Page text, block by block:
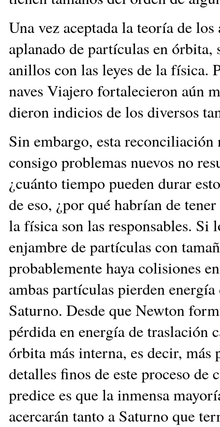
Una vez aceptada la teoría de
aplanado de partículas en
anillos con las leyes de la física.
naves Viajero fortalecieron aún
dieron indicios de los diversos
Sin embargo, esta
consigo problemas nuevos no
¿cuánto tiempo pueden durar
de eso, ¿por qué habrían de
la física son las responsables. Si
enjambre de partículas con
probablemente haya colisiones
ambas partículas pierden
Saturno. Desde que Newton
pérdida en energía de traslación
órbita más interna, es decir,
detalles finos de este proceso
predice es que la inmensa
acercarán tanto a Saturno que